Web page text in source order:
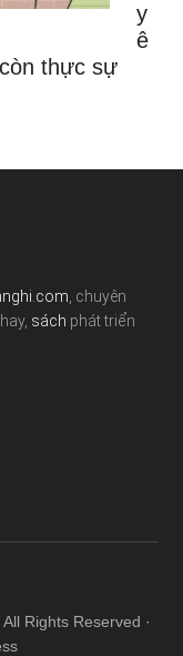
y
ê
thực sự
, chuyên
sách phát triển
All Rights Reserved ·